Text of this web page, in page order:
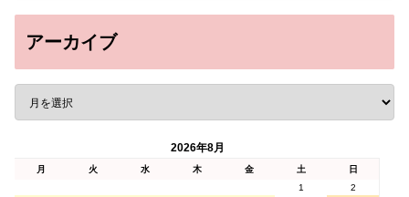
アーカイブ
2026年8月
月 火 水 木 金 土
日
1
2